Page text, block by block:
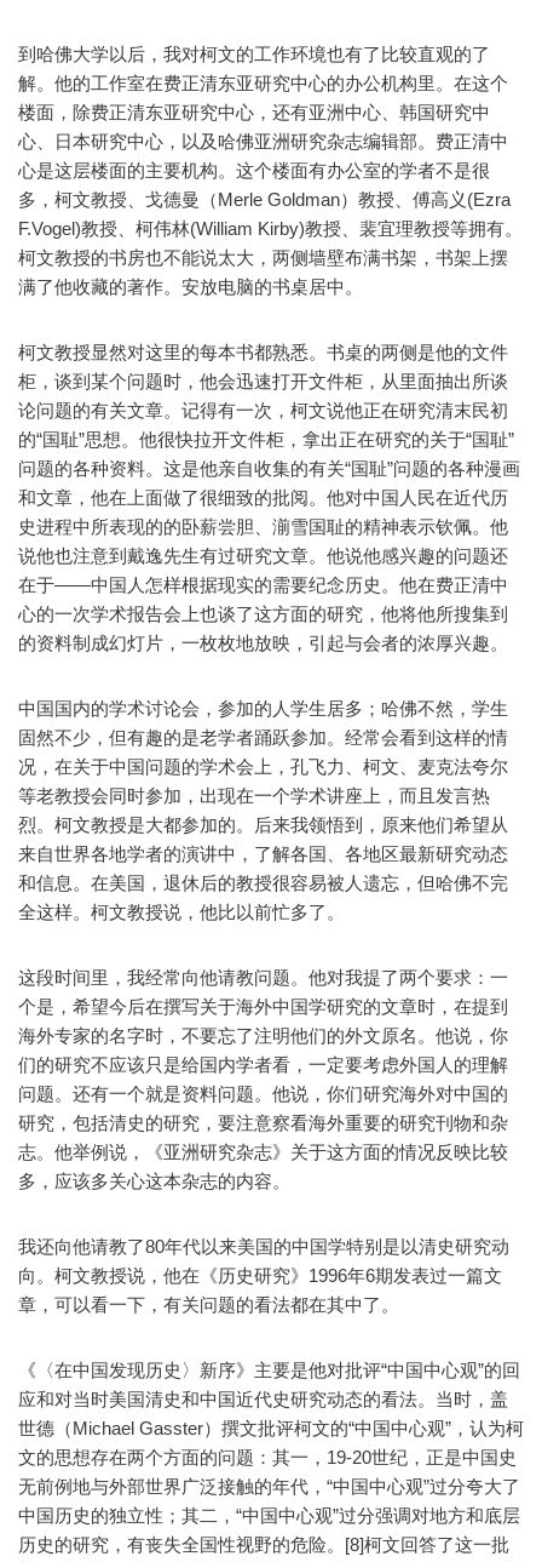
到哈佛大学以后，我对柯文的工作环境也有了比较直观的了
解。他的工作室在费正清东亚研究中心的办公机构里。在这个
楼面，除费正清东亚研究中心，还有亚洲中心、韩国研究中
心、日本研究中心，以及哈佛亚洲研究杂志编辑部。费正清中
心是这层楼面的主要机构。这个楼面有办公室的学者不是很
多，柯文教授、戈德曼（Merle Goldman）教授、傅高义(Ezra
F.Vogel)教授、柯伟林(William Kirby)教授、裴宜理教授等拥有。
柯文教授的书房也不能说太大，两侧墙壁布满书架，书架上摆
满了他收藏的著作。安放电脑的书桌居中。
柯文教授显然对这里的每本书都熟悉。书桌的两侧是他的文件
柜，谈到某个问题时，他会迅速打开文件柜，从里面抽出所谈
论问题的有关文章。记得有一次，柯文说他正在研究清末民初
的“国耻”思想。他很快拉开文件柜，拿出正在研究的关于“国耻”
问题的各种资料。这是他亲自收集的有关“国耻”问题的各种漫画
和文章，他在上面做了很细致的批阅。他对中国人民在近代历
史进程中所表现的的卧薪尝胆、湔雪国耻的精神表示钦佩。他
说他也注意到戴逸先生有过研究文章。他说他感兴趣的问题还
在于——中国人怎样根据现实的需要纪念历史。他在费正清中
心的一次学术报告会上也谈了这方面的研究，他将他所搜集到
的资料制成幻灯片，一枚枚地放映，引起与会者的浓厚兴趣。
中国国内的学术讨论会，参加的人学生居多；哈佛不然，学生
固然不少，但有趣的是老学者踊跃参加。经常会看到这样的情
况，在关于中国问题的学术会上，孔飞力、柯文、麦克法夸尔
等老教授会同时参加，出现在一个学术讲座上，而且发言热
烈。柯文教授是大都参加的。后来我领悟到，原来他们希望从
来自世界各地学者的演讲中，了解各国、各地区最新研究动态
和信息。在美国，退休后的教授很容易被人遗忘，但哈佛不完
全这样。柯文教授说，他比以前忙多了。
这段时间里，我经常向他请教问题。他对我提了两个要求：一
个是，希望今后在撰写关于海外中国学研究的文章时，在提到
海外专家的名字时，不要忘了注明他们的外文原名。他说，你
们的研究不应该只是给国内学者看，一定要考虑外国人的理解
问题。还有一个就是资料问题。他说，你们研究海外对中国的
研究，包括清史的研究，要注意察看海外重要的研究刊物和杂
志。他举例说，《亚洲研究杂志》关于这方面的情况反映比较
多，应该多关心这本杂志的内容。
我还向他请教了80年代以来美国的中国学特别是以清史研究动
向。柯文教授说，他在《历史研究》1996年6期发表过一篇文
章，可以看一下，有关问题的看法都在其中了。
《〈在中国发现历史〉新序》主要是他对批评“中国中心观”的回
应和对当时美国清史和中国近代史研究动态的看法。当时，盖
世德（Michael Gasster）撰文批评柯文的“中国中心观”，认为柯
文的思想存在两个方面的问题：其一，19-20世纪，正是中国史
无前例地与外部世界广泛接触的年代，“中国中心观”过分夸大了
中国历史的独立性；其二，“中国中心观”过分强调对地方和底层
历史的研究，有丧失全国性视野的危险。[8]柯文回答了这一批